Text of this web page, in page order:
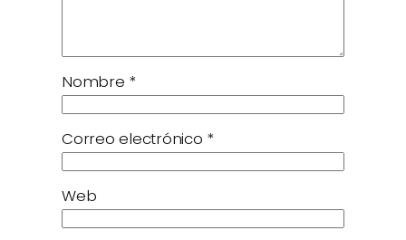
Nombre *
Correo electrónico *
Web